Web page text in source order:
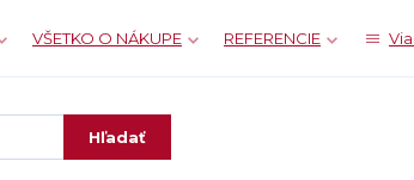
VŠETKO O NÁKUPE REFERENCIE
Hľadať